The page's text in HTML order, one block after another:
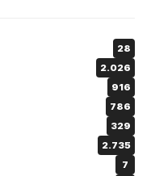
28
2.026
916
786
329
2.735
7